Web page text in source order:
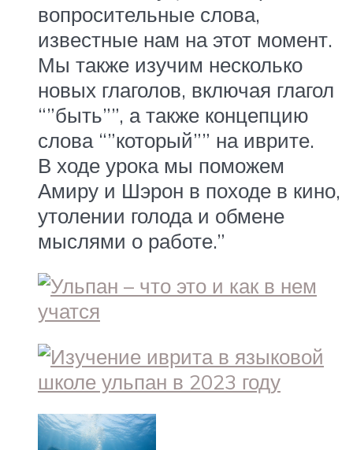
вопросительные слова,
известные нам на этот момент.
Мы также изучим несколько
новых глаголов, включая глагол
“”быть””, а также концепцию
слова “”который”” на иврите.
В ходе урока мы поможем
Амиру и Шэрон в походе в кино,
утолении голода и обмене
мыслями о работе.”